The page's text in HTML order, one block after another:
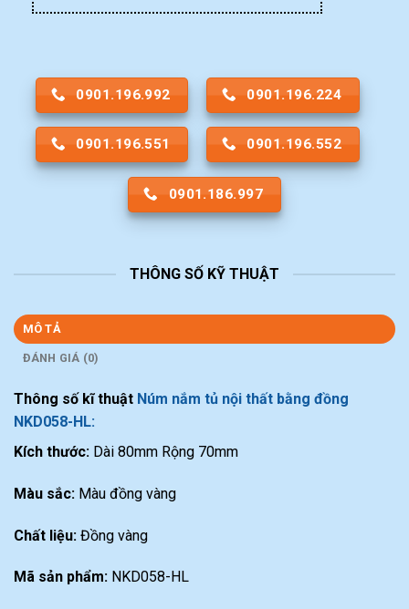
0901.196.992 0901.196.224
0901.196.551 0901.196.552
0901.186.997
THÔNG SỐ KỸ THUẬT
MÔ TẢ
ĐÁNH GIÁ (0)
Thông số kĩ thuật Núm nắm tủ nội thất bằng đồng
NKD058-HL:
Kích thước: Dài 80mm Rộng 70mm
Màu sắc: Màu đồng vàng
Chất liệu: Đồng vàng
Mã sản phẩm: NKD058-HL